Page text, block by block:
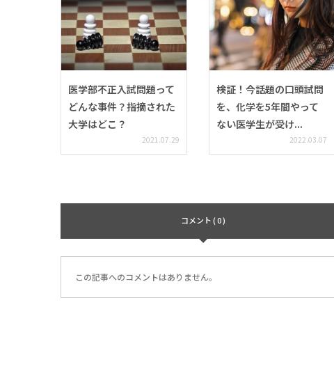
医学部不正入試問題って
どんな事件？指摘された
大学はどこ？
2021.07.29
検証！今話題の口頭試問
を、化学を5年間やって
ない医学生が受け...
2022.03.07
コメント ( 0 )
この記事へのコメントはありません。